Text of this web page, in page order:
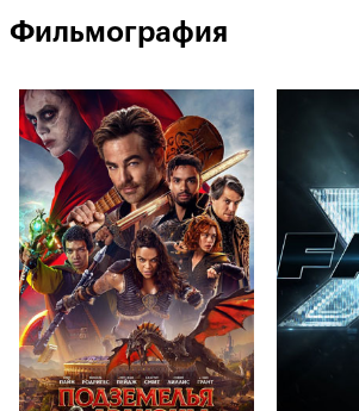
Фильмография